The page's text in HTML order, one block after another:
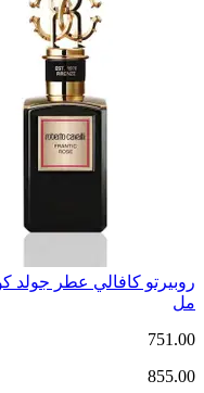
مل
751.00
855.00